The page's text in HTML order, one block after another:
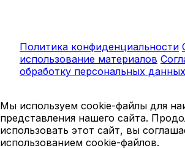
Политика конфиденциальности
использование материалов
обработку персональных данных
Мы используем cookie-файлы для
представления нашего сайта.
использовать этот сайт, вы
использованием cookie-файлов.